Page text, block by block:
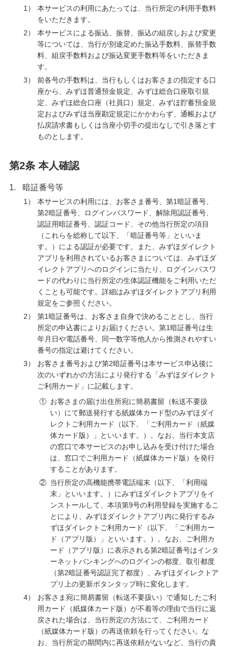
1）
本サービスの利用にあたっては、当行所定の利用手数料
をいただきます。
2）
本サービスによる振込、振替、振込の組戻しおよび変更
等については、当行が別途定めた振込手数料、振替手数
料、組戻手数料および振込変更手数料等をいただきま
す。
3）
前各号の手数料は、当行もしくはお客さまの指定する口
座から、みずほ普通預金規定、みずほ総合口座取引規
定、みずほ総合口座（社員口）規定、みずほ貯蓄預金規
定およびみずほ当座勘定規定にかかわらず、通帳および
払戻請求書もしくは当座小切手の提出なしで引き落とす
ものとします。
第2条 本人確認
1. 暗証番号等
1）
本サービスの利用には、お客さま番号、第1暗証番号、
第2暗証番号、ログインパスワード、解除用認証番号、
認証用暗証番号、認証コード、その他当行所定の項目
（これらを総称して以下、「暗証番号等」といいま
す。）による認証が必要です。また、みずほダイレクト
アプリを利用されているお客さまについては、みずほダ
イレクトアプリへのログインに当たり、ログインパスワ
ードの代わりに当行所定の生体認証機能をご利用いただ
くことも可能です。詳細はみずほダイレクトアプリ利用
規定をご参照ください。
2）
第1暗証番号は、お客さま自身で決めることとし、当行
所定の申込書によりお届けください。第1暗証番号は生
年月日や電話番号、同一数字等他人から推測されやすい
番号の指定は避けてください。
3）
お客さま番号および第2暗証番号は本サービス申込後に
次のいずれかの方法により発行する「みずほダイレクト
ご利用カード」に記載します。
① お客さまの届け出住所宛に簡易書留（転送不要扱
い）にて郵送発行する紙媒体カード型のみずほダイ
レクトご利用カード（以下、「ご利用カード（紙媒
体カード版）」といいます。）。なお、当行本支店
の窓口で本サービスのお申し込みを受け付けた場合
は、窓口でご利用カード（紙媒体カード版）を発行
することがあります。
② 当行所定の高機能携帯電話端末（以下、「利用端
末」といいます。）にみずほダイレクトアプリをイ
ンストールして、本項第9号の利用登録を実施するこ
とにより、みずほダイレクトアプリ内に発行するみ
ずほダイレクトご利用カード（以下、「ご利用カー
ド（アプリ版）」といいます。）。なお、ご利用カ
ード（アプリ版）に表示される第2暗証番号はインタ
ーネットバンキングへのログインの都度、取引都度
（第2暗証番号認証完了都度）、みずほダイレクトア
プリ上の更新ボタンタップ時に変化します。
4）
お客さま宛に簡易書留（転送不要扱い）で通知したご利
用カード（紙媒体カード版）が不着等の理由で当行に返
戻された場合は、当行所定の方法にて、ご利用カード
（紙媒体カード版）の再送依頼を行ってください。な
お、当行所定の期間内に再送依頼がないなど、当行の責